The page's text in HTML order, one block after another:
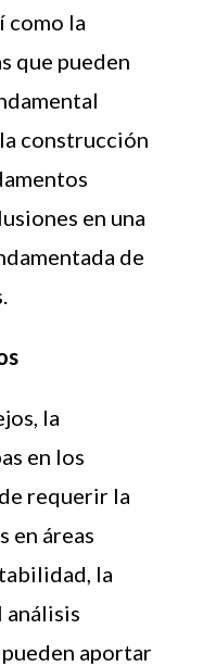
como la
que pueden
construcción
en una
de
la
en los
requerir la
en áreas
la
análisis
aportar